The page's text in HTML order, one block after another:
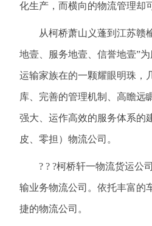
化生产，而横向的物流管理却
从柯桥萧山义蓬到江苏赣
地壹、服务地壹、信誉地壹”
运输家族在的一颗耀眼明珠，
库、完善的管理机制、高瞻远
强大、运作高效的服务体系的
皮、零担）物流公司。
? ? ?柯桥轩一物流货运公
输业务物流公司。依托丰富的
捷的物流公司。